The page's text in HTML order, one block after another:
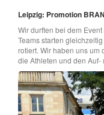
Leipzig: Promotion
Wir durften bei dem
Teams starten
rotiert. Wir haben uns
die Athleten und den Auf-